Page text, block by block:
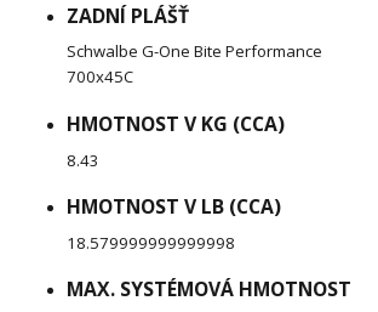
ZADNÍ PLÁŠŤ
Schwalbe G-One Bite Performance
700x45C
HMOTNOST V KG (CCA)
8.43
HMOTNOST V LB (CCA)
18.579999999999998
MAX. SYSTÉMOVÁ HMOTNOST